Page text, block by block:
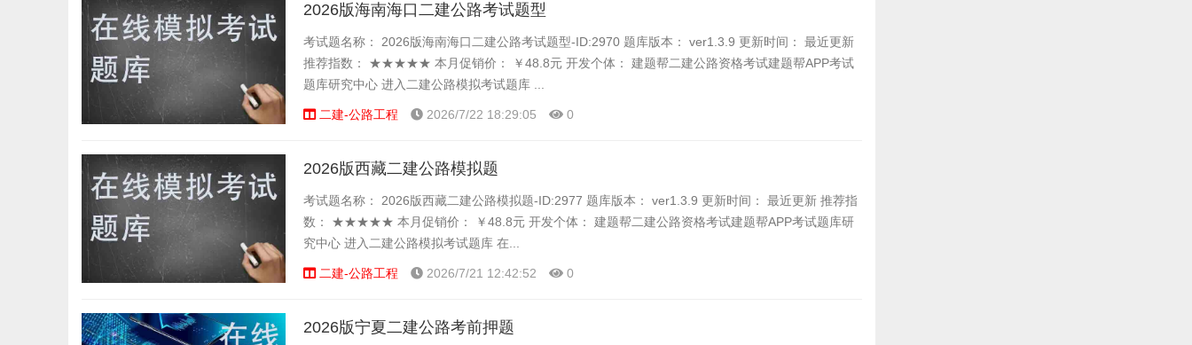
2026版海南海口二建公路考试题型
考试题名称： 2026版海南海口二建公路考试题型-ID:2970 题库版本： ver1.3.9 更新时间： 最近更新
推荐指数： ★★★★★ 本月促销价： ￥48.8元 开发个体： 建题帮二建公路资格考试建题帮APP考试
题库研究中心 进入二建公路模拟考试题库 ...
二建-公路工程 2026/7/22 18:29:05 0
2026版西藏二建公路模拟题
考试题名称： 2026版西藏二建公路模拟题-ID:2977 题库版本： ver1.3.9 更新时间： 最近更新 推荐指
数： ★★★★★ 本月促销价： ￥48.8元 开发个体： 建题帮二建公路资格考试建题帮APP考试题库研
究中心 进入二建公路模拟考试题库 在...
二建-公路工程 2026/7/21 12:42:52 0
2026版宁夏二建公路考前押题